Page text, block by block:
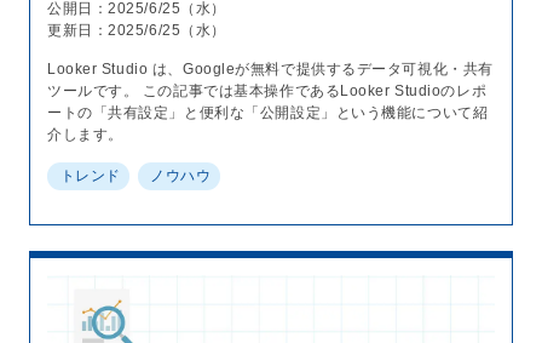
公開日：2025/6/25（水）
更新日：2025/6/25（水）
Looker Studio は、Googleが無料で提供するデータ可視化・共有
ツールです。 この記事では基本操作であるLooker Studioのレポ
ートの「共有設定」と便利な「公開設定」という機能について紹
介します。
トレンド ノウハウ